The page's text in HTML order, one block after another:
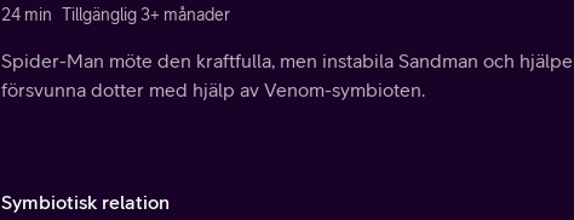
24 min Tillgänglig 3+ månader
Spider-Man möte den kraftfulla, men instabila Sandman och
försvunna dotter med hjälp av Venom-symbioten.
Symbiotisk relation